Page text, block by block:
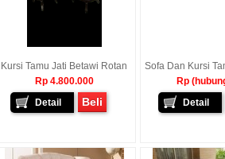
Kursi Tamu Jati Betawi Rotan
Rp 4.800.000
Detail
Beli
Sofa Dan Kursi
Rp
Detail